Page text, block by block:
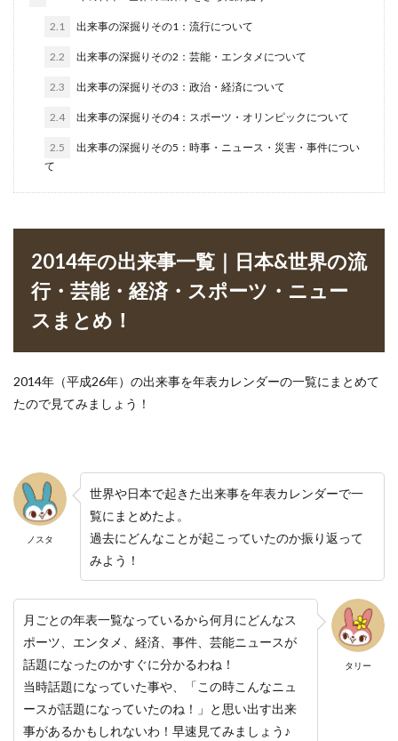
2.1 出来事の深掘りその1：流行について
2.2 出来事の深掘りその2：芸能・エンタメについて
2.3 出来事の深掘りその3：政治・経済について
2.4 出来事の深掘りその4：スポーツ・オリンピックについて
2.5
出来事の深掘りその5：時事・ニュース・災害・事件につい
て
2014年の出来事一覧｜日本&世界の流
行・芸能・経済・スポーツ・ニュー
スまとめ！
2014年（平成26年）の出来事を年表カレンダーの一覧にまとめて
たので見てみましょう！
ノスタ
世界や日本で起きた出来事を年表カレンダーで一
覧にまとめたよ。
過去にどんなことが起こっていたのか振り返って
みよう！
タリー
月ごとの年表一覧なっているから何月にどんなス
ポーツ、エンタメ、経済、事件、芸能ニュースが
話題になったのかすぐに分かるわね！
当時話題になっていた事や、「この時こんなニュ
ースが話題になっていたのね！」と思い出す出来
事があるかもしれないわ！早速見てみましょう♪